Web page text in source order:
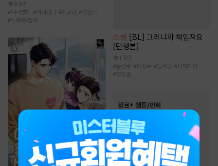
3.6천
#사내연애 #짝사랑녀 #애교녀 #엉뚱녀
#소유욕/집착
소설 [BL] 그러니까 책임져요
[단행본]
1.3만
#순진수 #다정수 #능욕공 #나이차이
#연하공
장르+ 웹툰/만화
#동양풍
#이세계물 #다정남
#역사/시대물 #동물